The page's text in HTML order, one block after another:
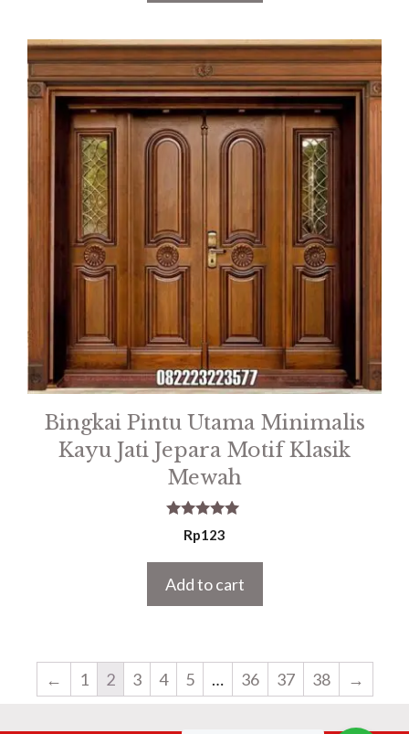
Bingkai Pintu Utama Minimalis
Kayu Jati Jepara Motif Klasik
Mewah
5.00
out of 5
Rp123
Add to cart
← 1 2 3 4 5 … 36 37 38 →